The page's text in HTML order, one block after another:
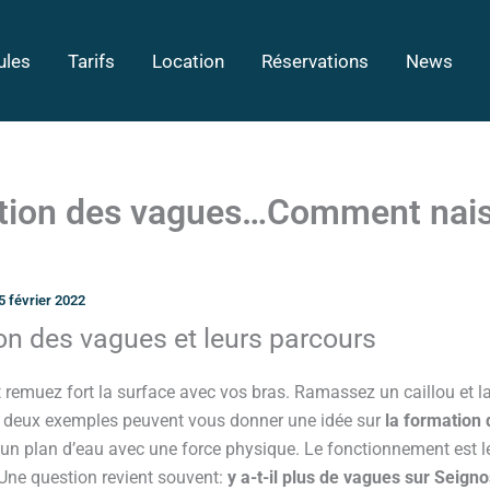
Tarifs Location Réservations News
des vagues…Comment
février 2022
des vagues et leurs parcours
remuez fort la surface avec vos bras. Ramassez un caillou et
deux exemples peuvent vous donner une idée sur la formation
plan d’eau avec une force physique. Le fonctionnement est
question revient souvent: y a-t-il plus de vagues sur